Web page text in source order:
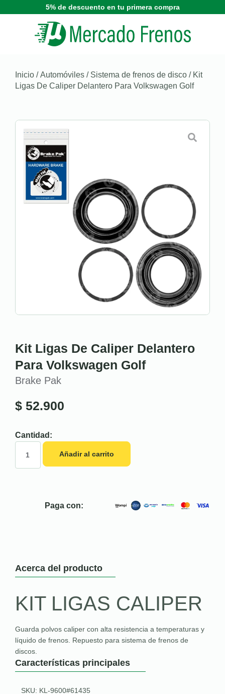
5% de descuento en tu primera compra
Inicio /Automóviles / Sistema de frenos de disco / Kit
Ligas De Caliper Delantero Para Volkswagen Golf
Kit Ligas De Caliper Delantero
Para Volkswagen Golf
Brake Pak
$ 52.900
Cantidad:
Añadir al carrito
Paga con:
Acerca del producto
KIT LIGAS CALIPER
Guarda polvos caliper con alta resistencia a temperaturas y
líquido de frenos. Repuesto para sistema de frenos de
discos.
Características principales
SKU: KL-9600#61435